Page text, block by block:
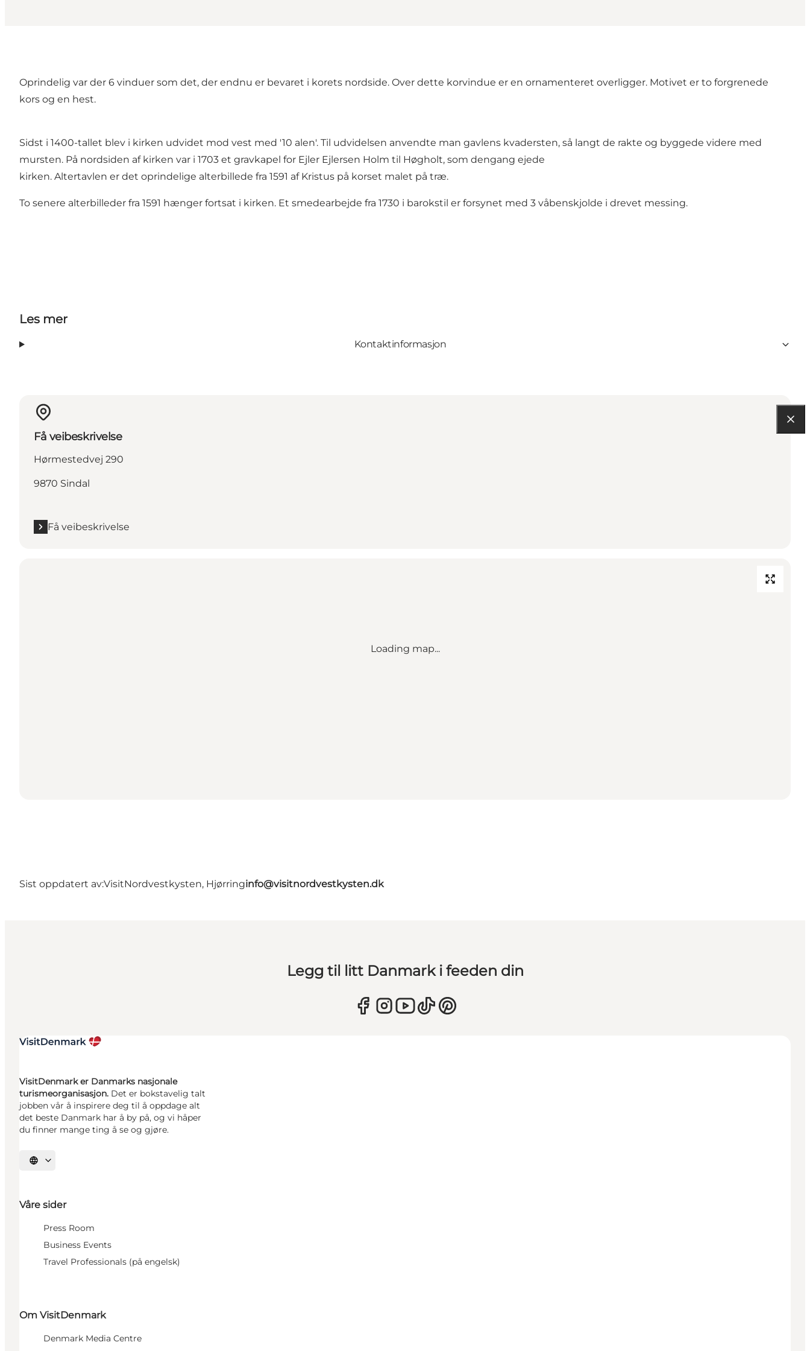
Oprindelig var der 6 vinduer som det, der endnu er bevaret i korets nordside. Over dette korvindue er en ornamenteret overligger. Motivet er to forgrenede
kors og en hest.
Sidst i 1400-tallet blev i kirken udvidet mod vest med '10 alen'. Til udvidelsen anvendte man gavlens kvadersten, så langt de rakte og byggede videre med
mursten. På nordsiden af kirken var i 1703 et gravkapel for Ejler Ejlersen Holm til Høgholt, som dengang ejede
kirken. Altertavlen er det oprindelige alterbillede fra 1591 af Kristus på korset malet på træ.
To senere alterbilleder fra 1591 hænger fortsat i kirken. Et smedearbejde fra 1730 i barokstil er forsynet med 3 våbenskjolde i drevet messing.
Les mer
Kontaktinformasjon
Få veibeskrivelse
Hørmestedvej 290
9870 Sindal
Få veibeskrivelse
Loading map...
Sist oppdatert av:VisitNordvestkysten, Hjørringinfo@visitnordvestkysten.dk
Legg til litt Danmark i feeden din
VisitDenmark er Danmarks nasjonale
turismeorganisasjon. Det er bokstavelig talt
jobben vår å inspirere deg til å oppdage alt
det beste Danmark har å by på, og vi håper
du finner mange ting å se og gjøre.
Velg språk
Våre sider
Press Room
Business Events
Travel Professionals (på engelsk)
Om VisitDenmark
Denmark Media Centre